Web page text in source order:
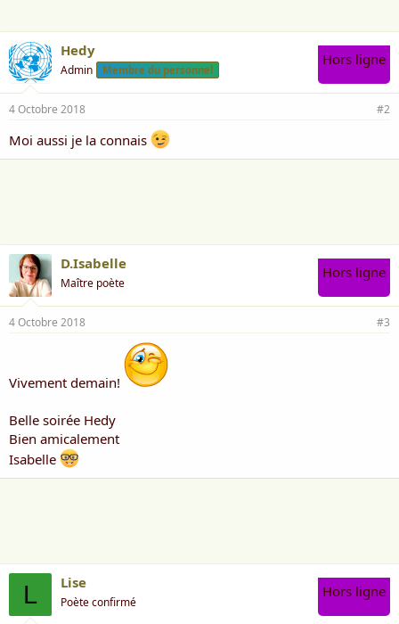
Hedy
Admin Membre du personnel
Hors ligne
4 Octobre 2018 #2
Moi aussi je la connais
D.Isabelle
Maître poète
Hors ligne
4 Octobre 2018 #3
Vivement demain!
Belle soirée Hedy
Bien amicalement
Isabelle
L Lise
Poète confirmé
Hors ligne